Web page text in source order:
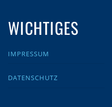
WICHTIGES
IMPRESSUM
DATENSCHUTZ